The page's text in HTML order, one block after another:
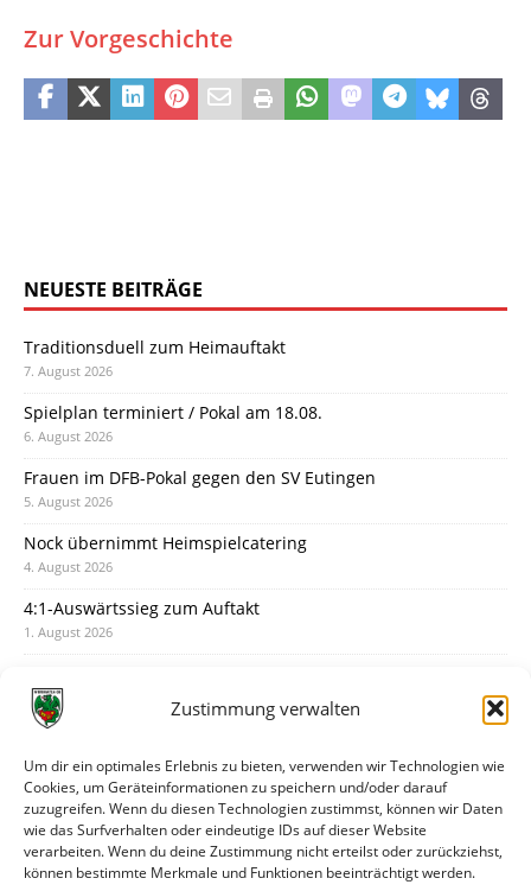
Zustimmung verwalten
Um dir ein optimales Erlebnis zu bieten, verwenden wir Technologien wie
Cookies, um Geräteinformationen zu speichern und/oder darauf
zuzugreifen. Wenn du diesen Technologien zustimmst, können wir Daten
wie das Surfverhalten oder eindeutige IDs auf dieser Website
verarbeiten. Wenn du deine Zustimmung nicht erteilst oder zurückziehst,
können bestimmte Merkmale und Funktionen beeinträchtigt werden.
Zur Vorgeschichte
NEUESTE BEITRÄGE
Traditionsduell zum Heimauftakt
7. August 2026
Spielplan terminiert / Pokal am 18.08.
6. August 2026
Frauen im DFB-Pokal gegen den SV Eutingen
5. August 2026
Nock übernimmt Heimspielcatering
4. August 2026
4:1-Auswärtssieg zum Auftakt
1. August 2026
31. Juli 2026
30. Juli 2026
Deine Spielminute: 89+1
28. Juli 2026
Neuer Rückensponsor